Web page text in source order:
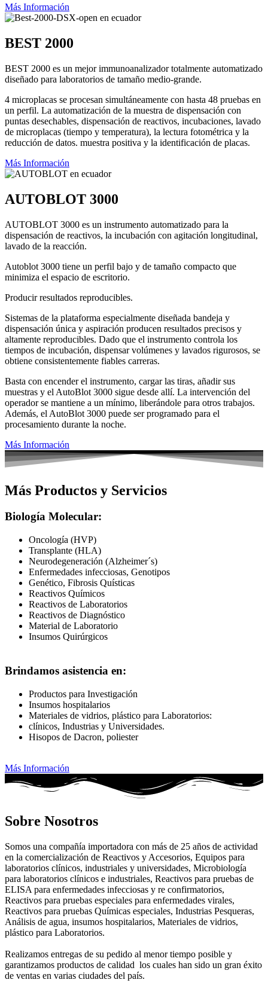
Más Información
BEST 2000
BEST 2000 es un mejor immunoanalizador totalmente automatizado
diseñado para laboratorios de tamaño medio-grande.
4 microplacas se procesan simultáneamente con hasta 48 pruebas en
un perfil. La automatización de la muestra de dispensación con
puntas desechables, dispensación de reactivos, incubaciones, lavado
de microplacas (tiempo y temperatura), la lectura fotométrica y la
reducción de datos. muestra positiva y la identificación de placas.
Más Información
AUTOBLOT 3000
AUTOBLOT 3000 es un instrumento automatizado para la
dispensación de reactivos, la incubación con agitación longitudinal,
lavado de la reacción.
Autoblot 3000 tiene un perfil bajo y de tamaño compacto que
minimiza el espacio de escritorio.
Producir resultados reproducibles.
Sistemas de la plataforma especialmente diseñada bandeja y
dispensación única y aspiración producen resultados precisos y
altamente reproducibles. Dado que el instrumento controla los
tiempos de incubación, dispensar volúmenes y lavados rigurosos, se
obtiene consistentemente fiables carreras.
Basta con encender el instrumento, cargar las tiras, añadir sus
muestras y el AutoBlot 3000 sigue desde allí. La intervención del
operador se mantiene a un mínimo, liberándole para otros trabajos.
Además, el AutoBlot 3000 puede ser programado para el
procesamiento durante la noche.
Más Información
Más Productos y Servicios
Biología Molecular:
Oncología (HVP)
Transplante (HLA)
Neurodegeneración (Alzheimer´s)
Enfermedades infecciosas, Genotipos
Genético, Fibrosis Quísticas
Reactivos Químicos
Reactivos de Laboratorios
Reactivos de Diagnóstico
Material de Laboratorio
Insumos Quirúrgicos
Brindamos asistencia en:
Productos para Investigación
Insumos hospitalarios
Materiales de vidrios, plástico para Laboratorios:
clínicos, Industrias y Universidades.
Hisopos de Dacron, poliester
Más Información
Sobre Nosotros
Somos una compañía importadora con más de 25 años de actividad
en la comercialización de Reactivos y Accesorios, Equipos para
laboratorios clínicos, industriales y universidades, Microbiología
para laboratorios clínicos e industriales, Reactivos para pruebas de
ELISA para enfermedades infecciosas y re confirmatorios,
Reactivos para pruebas especiales para enfermedades virales,
Reactivos para pruebas Químicas especiales, Industrias Pesqueras,
Análisis de agua, insumos hospitalarios, Materiales de vidrios,
plástico para Laboratorios.
Realizamos entregas de su pedido al menor tiempo posible y
garantizamos productos de calidad los cuales han sido un gran éxito
de ventas en varias ciudades del país.